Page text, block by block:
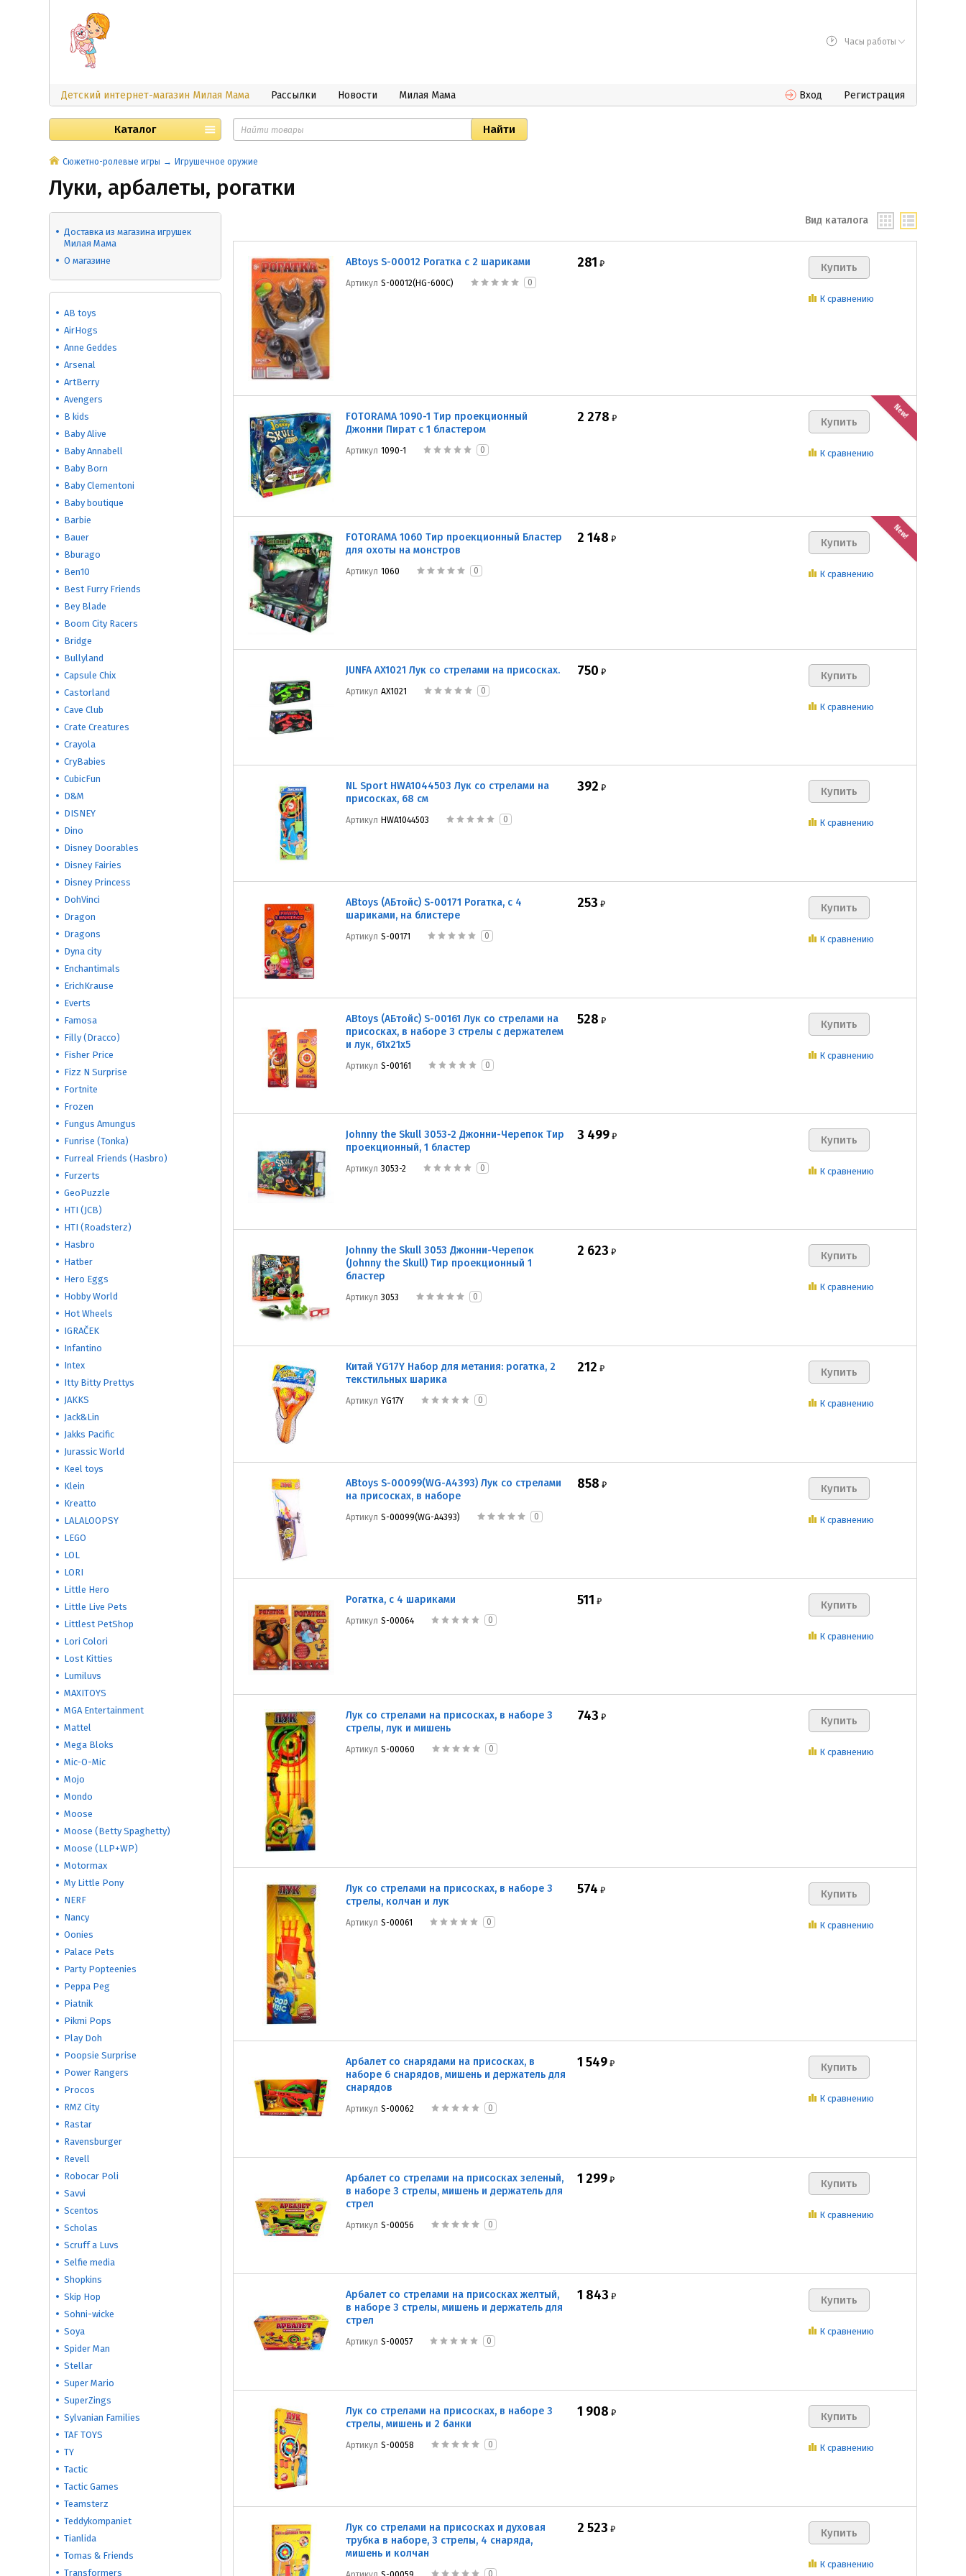
Часы работы
Детский интернет-магазин Милая Мама Рассылки Новости Милая Мама Вход Регистрация
Каталог
Сюжетно-ролевые игры Игрушечное оружие
Луки, арбалеты, рогатки
Доставка из магазина игрушек
Милая Мама
О магазине
AB toys
AirHogs
Anne Geddes
Arsenal
ArtBerry
Avengers
B kids
Baby Alive
Baby Annabell
Baby Born
Baby Clementoni
Baby boutique
Barbie
Bauer
Bburago
Ben10
Best Furry Friends
Bey Blade
Boom City Racers
Bridge
Bullyland
Capsule Chix
Castorland
Cave Club
Crate Creatures
Crayola
CryBabies
CubicFun
D&M
DISNEY
Dino
Disney Doorables
Disney Fairies
Disney Princess
DohVinci
Dragon
Dragons
Dyna city
Enchantimals
ErichKrause
Everts
Famosa
Filly (Dracco)
Fisher Price
Fizz N Surprise
Fortnite
Frozen
Fungus Amungus
Funrise (Tonka)
Furreal Friends (Hasbro)
Furzerts
GeoPuzzle
HTI (JCB)
HTI (Roadsterz)
Hasbro
Hatber
Hero Eggs
Hobby World
Hot Wheels
IGRAČEK
Infantino
Intex
Itty Bitty Prettys
JAKKS
Jack&Lin
Jakks Pacific
Jurassic World
Keel toys
Klein
Kreatto
LALALOOPSY
LEGO
LOL
LORI
Little Hero
Little Live Pets
Littlest PetShop
Lori Colori
Lost Kitties
Lumiluvs
MAXITOYS
MGA Entertainment
Mattel
Mega Bloks
Mic-O-Mic
Mojo
Mondo
Moose
Moose (Betty Spaghetty)
Moose (LLP+WP)
Motormax
My Little Pony
NERF
Nancy
Oonies
Palace Pets
Party Popteenies
Peppa Peg
Piatnik
Pikmi Pops
Play Doh
Poopsie Surprise
Power Rangers
Procos
RMZ City
Rastar
Ravensburger
Revell
Robocar Poli
Savvi
Scentos
Scholas
Scruff a Luvs
Selfie media
Shopkins
Skip Hop
Sohni-wicke
Soya
Spider Man
Stellar
Super Mario
SuperZings
Sylvanian Families
TAF TOYS
TY
Tactic
Tactic Games
Teamsterz
Teddykompaniet
Tianlida
Tomas & Friends
Transformers
Вид каталога
ABtoys S-00012 Рогатка с 2 шариками
Артикул S-00012(HG-600C) 0
281 ₽
К сравнению
New!
FOTORAMA 1090-1 Тир проекционный
Джонни Пират с 1 бластером
Артикул 1090-1 0
2 278 ₽
К сравнению
New!
FOTORAMA 1060 Тир проекционный Бластер
для охоты на монстров
Артикул 1060 0
2 148 ₽
К сравнению
JUNFA AX1021 Лук со стрелами на присосках.
Артикул AX1021 0
750 ₽
К сравнению
NL Sport HWA1044503 Лук со стрелами на
присосках, 68 см
Артикул HWA1044503 0
392 ₽
К сравнению
ABtoys (АБтойс) S-00171 Рогатка, с 4
шариками, на блистере
Артикул S-00171 0
253 ₽
К сравнению
ABtoys (АБтойс) S-00161 Лук со стрелами на
присосках, в наборе 3 стрелы с держателем
и лук, 61x21x5
Артикул S-00161 0
528 ₽
К сравнению
Johnny the Skull 3053-2 Джонни-Черепок Тир
проекционный, 1 бластер
Артикул 3053-2 0
3 499 ₽
К сравнению
Johnny the Skull 3053 Джонни-Черепок
(Johnny the Skull) Тир проекционный 1
бластер
Артикул 3053 0
2 623 ₽
К сравнению
Китай YG17Y Набор для метания: рогатка, 2
текстильных шарика
Артикул YG17Y 0
212 ₽
К сравнению
ABtoys S-00099(WG-A4393) Лук со стрелами
на присосках, в наборе
Артикул S-00099(WG-A4393) 0
858 ₽
К сравнению
Рогатка, с 4 шариками
Артикул S-00064 0
511 ₽
К сравнению
Лук со стрелами на присосках, в наборе 3
стрелы, лук и мишень
Артикул S-00060 0
743 ₽
К сравнению
Лук со стрелами на присосках, в наборе 3
стрелы, колчан и лук
Артикул S-00061 0
574 ₽
К сравнению
Арбалет со снарядами на присосках, в
наборе 6 снарядов, мишень и держатель для
снарядов
Артикул S-00062 0
1 549 ₽
К сравнению
Арбалет со стрелами на присосках зеленый,
в наборе 3 стрелы, мишень и держатель для
стрел
Артикул S-00056 0
1 299 ₽
К сравнению
Арбалет со стрелами на присосках желтый,
в наборе 3 стрелы, мишень и держатель для
стрел
Артикул S-00057 0
1 843 ₽
К сравнению
Лук со стрелами на присосках, в наборе 3
стрелы, мишень и 2 банки
Артикул S-00058 0
1 908 ₽
К сравнению
Лук со стрелами на присосках и духовая
трубка в наборе, 3 стрелы, 4 снаряда,
мишень и колчан
0
2 523 ₽
К сравнению